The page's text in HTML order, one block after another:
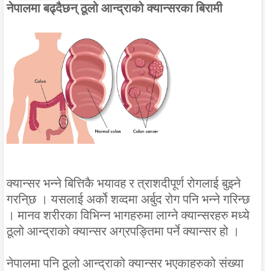
नेपालमा बढ्दैछन् ठूलो आन्द्राको क्यान्सरका बिरामी
क्यान्सर भन्ने बित्तिकै भयावह र त्राशदीपूर्ण रोगलाई बुझ्ने
गरनि्छ । यसलाई अर्को शव्दमा अर्बुद रोग पनि भन्ने गरिन्छ
। मानव शरीरका विभिन्न भागहरुमा लाग्ने क्यान्सरहरु मध्ये
ठूलो आन्द्राको क्यान्सर अग्रपङ्तिमा पर्ने क्यान्सर हो ।
नेपालमा पनि ठूलो आन्द्राको क्यान्सर भएकाहरुको संख्या